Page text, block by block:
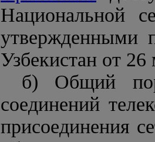
Национальной
утвержденными
Узбекистан от
б) Общий
соединений
присоединения